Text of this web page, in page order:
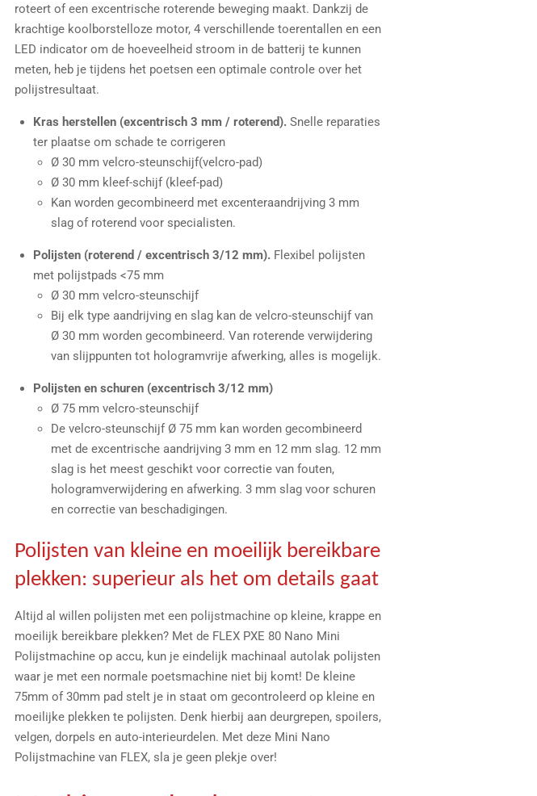
roteert of een excentrische roterende beweging maakt. Dankzij de
krachtige koolborstelloze motor, 4 verschillende toerentallen en een
LED indicator om de hoeveelheid stroom in de batterij te kunnen
meten, heb je tijdens het poetsen een optimale controle over het
polijstresultaat.
Kras herstellen (excentrisch 3 mm / roterend). Snelle reparaties
ter plaatse om schade te corrigeren
Ø 30 mm velcro-steunschijf(velcro-pad)
Ø 30 mm kleef-schijf (kleef-pad)
Kan worden gecombineerd met excenteraandrijving 3 mm
slag of roterend voor specialisten.
Polijsten (roterend / excentrisch 3/12 mm). Flexibel polijsten
met polijstpads <75 mm
Ø 30 mm velcro-steunschijf
Bij elk type aandrijving en slag kan de velcro-steunschijf van
Ø 30 mm worden gecombineerd. Van roterende verwijdering
van slijppunten tot hologramvrije afwerking, alles is mogelijk.
Polijsten en schuren (excentrisch 3/12 mm)
Ø 75 mm velcro-steunschijf
De velcro-steunschijf Ø 75 mm kan worden gecombineerd
met de excentrische aandrijving 3 mm en 12 mm slag. 12 mm
slag is het meest geschikt voor correctie van fouten,
hologramverwijdering en afwerking. 3 mm slag voor schuren
en correctie van beschadigingen.
Polijsten van kleine en moeilijk bereikbare
plekken: superieur als het om details gaat
Altijd al willen polijsten met een polijstmachine op kleine, krappe en
moeilijk bereikbare plekken? Met de FLEX PXE 80 Nano Mini
Polijstmachine op accu, kun je eindelijk machinaal autolak polijsten
waar je met een normale poetsmachine niet bij komt! De kleine
75mm of 30mm pad stelt je in staat om gecontroleerd op kleine en
moeilijke plekken te polijsten. Denk hierbij aan deurgrepen, spoilers,
velgen, dorpels en auto-interieurdelen. Met deze Mini Nano
Polijstmachine van FLEX, sla je geen plekje over!